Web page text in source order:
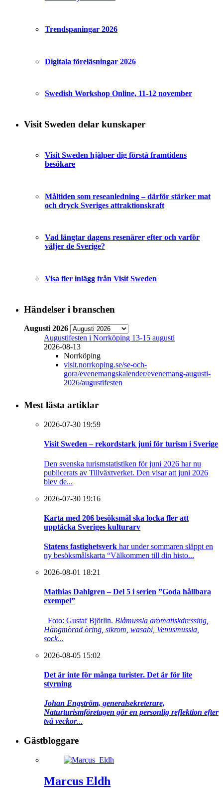
Trendspaningar 2026
Digitala föreläsningar 2026
Swedish Workshop Online, 11-12 november
Visit Sweden delar kunskaper
Visit Sweden hjälper dig förstå framtidens
besökare
Måltiden som reseanledning – därför stärker mat
och dryck Sveriges attraktionskraft
Vad längtar dagens resenärer efter och varför
väljer de Sverige?
Visa fler inlägg från Visit Sweden
Händelser i branschen
Augusti 2026
Augustifesten i Norrköping 13-15 augusti
2026-08-13
Norrköping
visit.norrkoping.se/se-och-
gora/evenemangskalender/evenemang-augusti-
2026/augustifesten
Mest lästa artiklar
2026-07-30 19:59
Visit Sweden – rekordstark juni för turism i Sverige
Den svenska turismstatistiken för juni 2026 har nu
publicerats av Tillväxtverket. Den visar att juni 2026
blev de...
2026-07-30 19:16
Karta med 206 besöksmål ska locka fler att
upptäcka Sveriges kulturarv
Statens fastighetsverk har under sommaren släppt en
ny besöksmålskarta “Välkommen till din histo...
2026-08-01 18:21
Mathias Dahlgren – Del 5 i serien ”Goda hållbara
exempel”
Foto: Gustaf Björlin. Blåmussla aromatiskdressing,
Hängmörad öring, sikrom, wasabi, Venusmussla,
sock...
2026-08-05 15:02
Det är inte för många turister. Det är för lite
styrning
Johan Engström, generalsekreterare,
Naturturismföretagen gör en personlig reflektion efter
två veckor...
Gästbloggare
Marcus Eldh